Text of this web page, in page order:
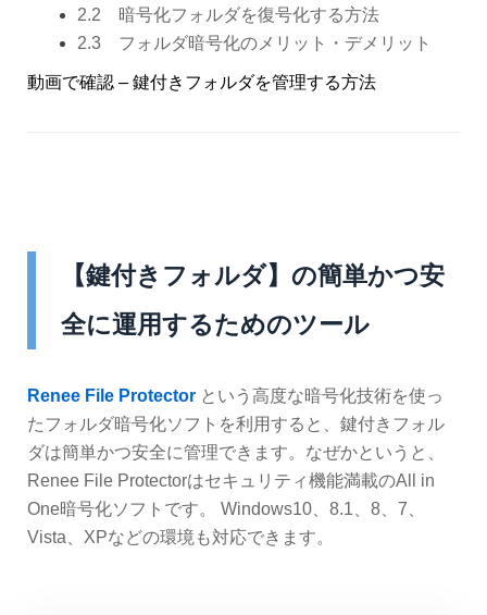
2.2 暗号化フォルダを復号化する方法
2.3 フォルダ暗号化のメリット・デメリット
動画で確認 – 鍵付きフォルダを管理する方法
【鍵付きフォルダ】の簡単かつ安
全に運用するためのツール
Renee File Protector という高度な暗号化技術を使っ
たフォルダ暗号化ソフトを利用すると、鍵付きフォル
ダは簡単かつ安全に管理できます。なぜかというと、
Renee File Protectorはセキュリティ機能満載のAll in
One暗号化ソフトです。 Windows10、8.1、8、7、
Vista、XPなどの環境も対応できます。